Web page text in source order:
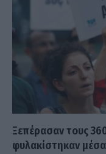
Ξεπέρασαν τους
φυλακίστηκαν